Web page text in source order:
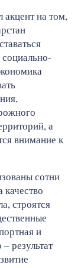
на том,
а
внимание к
сотни
строятся
и
результат